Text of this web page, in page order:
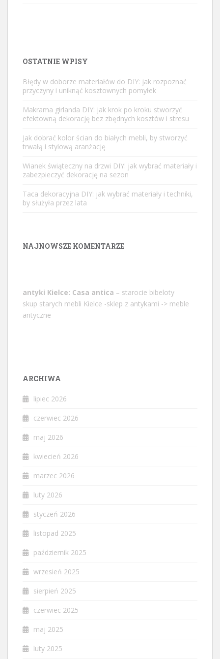
OSTATNIE WPISY
Błędy w doborze materiałów do DIY: jak rozpoznać
przyczyny i uniknąć kosztownych pomyłek
Makrama girlanda DIY: jak krok po kroku stworzyć
efektowną dekorację bez zbędnych kosztów i stresu
Jak dobrać kolor ścian do białych mebli, by stworzyć
trwałą i stylową aranżację
Wianek świąteczny na drzwi DIY: jak wybrać materiały i
zabezpieczyć dekorację na sezon
Taca dekoracyjna DIY: jak wybrać materiały i techniki,
by służyła przez lata
NAJNOWSZE KOMENTARZE
antyki Kielce: Casa antica – starocie bibeloty
skup starych mebli Kielce -sklep z antykami -> meble
antyczne
ARCHIWA
lipiec 2026
czerwiec 2026
maj 2026
kwiecień 2026
marzec 2026
luty 2026
styczeń 2026
listopad 2025
październik 2025
wrzesień 2025
sierpień 2025
czerwiec 2025
maj 2025
luty 2025